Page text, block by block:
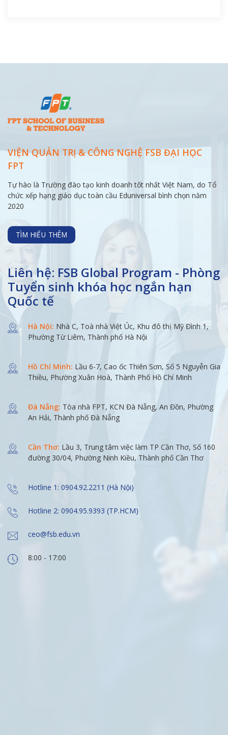
VIỆN QUẢN TRỊ & CÔNG NGHỆ FSB ĐẠI HỌC
FPT
Tự hào là Trường đào tạo kinh doanh tốt nhất Việt Nam, do Tổ
chức xếp hạng giáo dục toàn cầu Eduniversal bình chọn năm
2020
TÌM HIỂU THÊM
Liên hệ: FSB Global Program - Phòng
Tuyển sinh khóa học ngắn hạn
Quốc tế
Hà Nội: Nhà C, Toà nhà Việt Úc, Khu đô thị Mỹ Đình 1,
Phường Từ Liêm, Thành phố Hà Nội
Hồ Chí Minh: Lầu 6-7, Cao ốc Thiên Sơn, Số 5 Nguyễn Gia
Thiều, Phường Xuân Hoà, Thành Phố Hồ Chí Minh
Đà Nẵng: Tòa nhà FPT, KCN Đà Nẵng, An Đồn, Phường
An Hải, Thành phố Đà Nẵng
Cần Thơ: Lầu 3, Trung tâm việc làm TP Cần Thơ, Số 160
đường 30/04, Phường Ninh Kiều, Thành phố Cần Thơ
Hotline 1: 0904.92.2211 (Hà Nội)
Hotline 2: 0904.95.9393 (TP.HCM)
ceo@fsb.edu.vn
8:00 - 17:00